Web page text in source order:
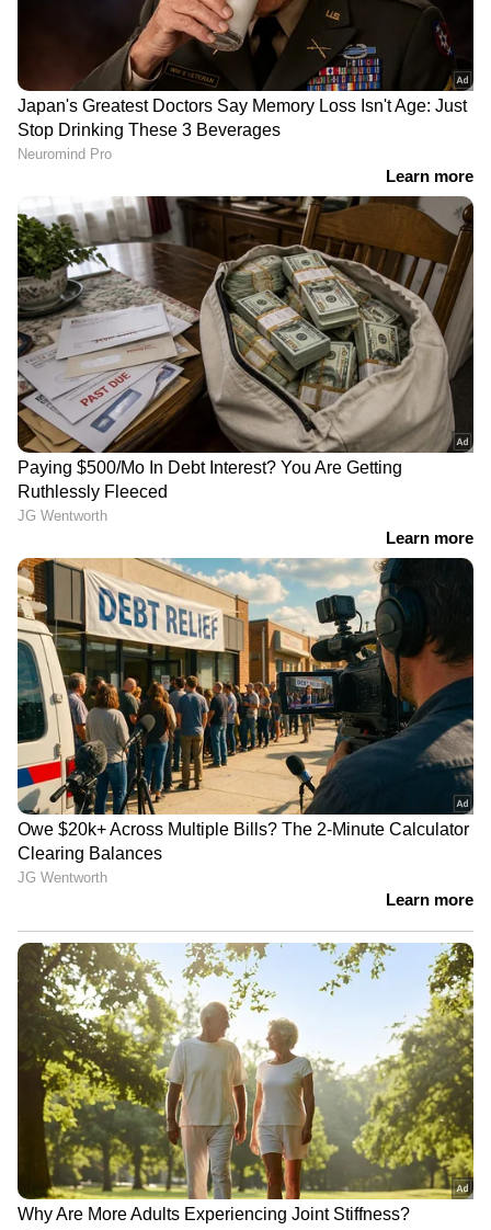
LATEST VIDEOS
വെള്ളമിറങ്ങി, എ.സി റോഡിൽ
വാഹനങ്ങളോടി; പക്ഷെ
ദുരിതമൊഴിയാതെ കുട്ടനാട്ടിലെ
ജനജീവിതം | Alappzha | Rain
'അർജുൻ ആയങ്കിയെ നേരിൽ
കണ്ടിട്ടുകൂടിയില്ല, എന്നിട്ടും
Arjun Aayanki